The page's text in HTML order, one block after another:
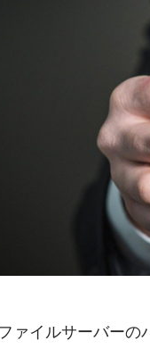
ファイルサーバー